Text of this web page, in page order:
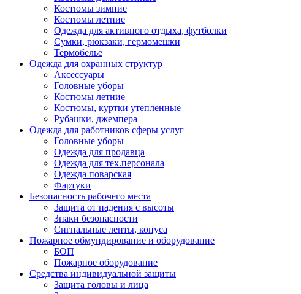
Костюмы зимние
Костюмы летние
Одежда для активного отдыха, футболки
Сумки, рюкзаки, гермомешки
Термобелье
Одежда для охранных структур
Аксессуары
Головные уборы
Костюмы летние
Костюмы, куртки утепленные
Рубашки, джемпера
Одежда для работников сферы услуг
Головные уборы
Одежда для продавца
Одежда для тех.персонала
Одежда поварская
Фартуки
Безопасность рабочего места
Защита от падения с высоты
Знаки безопасности
Сигнальные ленты, конуса
Пожарное обмундирование и оборудование
БОП
Пожарное оборудование
Средства индивидуальной защиты
Защита головы и лица